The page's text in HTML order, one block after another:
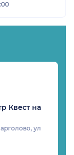
Квест на
ул